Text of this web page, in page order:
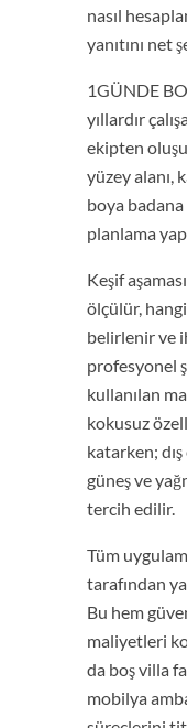
nasıl
yanıtını net
1GÜNDE
yıllardır
ekipten
yüzey alanı,
boya
planlama
Keşif
ölçülür,
belirlenir ve
profesyonel
kullanılan
kokusuz
katarken;
güneş ve
tercih edilir.
Tüm
tarafından
Bu hem
maliyetleri
da boş villa
mobilya